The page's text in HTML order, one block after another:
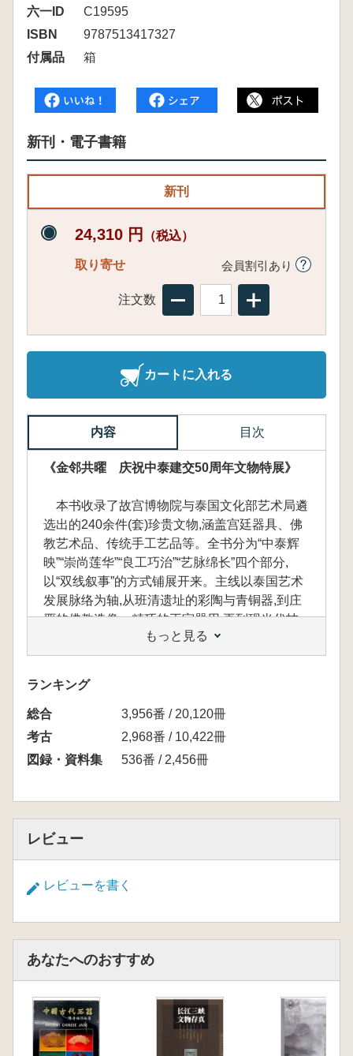
六一ID
C19595
ISBN
9787513417327
付属品
箱
新刊・電子書籍
新刊
24,310 円 （税込）
取り寄せ 会員割引あり
注文数
カートに入れる
内容 目次
《金邻共曜 庆祝中泰建交50周年文物特展》
本书收录了故宫博物院与泰国文化部艺术局遴
选出的240余件(套)珍贵文物,涵盖宫廷器具、佛
教艺术品、传统手工艺品等。全书分为“中泰辉
映”“崇尚莲华”“良工巧治”“艺脉绵长”四个部分,
以“双线叙事”的方式铺展开来。主线以泰国艺术
发展脉络为轴,从班清遗址的彩陶与青铜器,到庄
严的佛教造像、精巧的王室器用,再到现当代技
艺的传承,依托文物蕴含的历史信息,呈现自史前
至当代泰国艺术的演进历程。辅线以反映中泰贸
易往来、礼品馈赠与技艺交流的珍品文物,勾勒
出两国历史上持续不断的文明对话轨迹。尾声以
故宫博物院和泰国哈利奔猜国家博物馆收藏的两
尊吉象作结,既表达“象”题材在两国不同文化背景
下共有的吉祥寓意,更以“象”为寓串联古今,凸显中
泰友好交往的佳话所焕发出的时代光辉。
が精選した二百四十余件(套)に及ぶ貴重な文物
工芸品など多岐にわたる内容を含んでいます。
「芸脈綿長」の四部構成をとり、「二重線叙
事」という手法によって展開されています。
主線では、タイ芸術の発展脈絡を軸とし、班
清遺跡の彩陶・青銅器から、荘厳な仏教造像、
精巧な王室器用、さらには現代に受け継がれる
技芸に至るまで、文物に内包された歴史情報を
手がかりに、先史時代から現代に至るタイ芸術
もっと見る
ランキング
総合
3,956番 / 20,120冊
考古
2,968番 / 10,422冊
図録・資料集
536番 / 2,456冊
レビュー
レビューを書く
あなたへのおすすめ